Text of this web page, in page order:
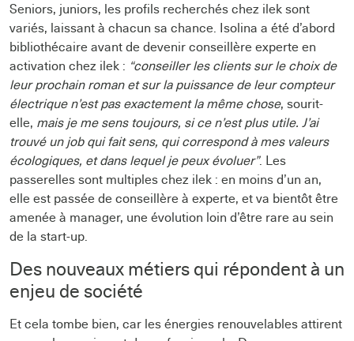
Seniors, juniors, les profils recherchés chez ilek sont
variés, laissant à chacun sa chance. Isolina a été d’abord
bibliothécaire avant de devenir conseillère experte en
activation chez ilek : “conseiller les clients sur le choix de
leur prochain roman et sur la puissance de leur compteur
électrique n’est pas exactement la même chose, sourit-
elle, mais je me sens toujours, si ce n’est plus utile. J’ai
trouvé un job qui fait sens, qui correspond à mes valeurs
écologiques, et dans lequel je peux évoluer”. Les
passerelles sont multiples chez ilek : en moins d’un an,
elle est passée de conseillère à experte, et va bientôt être
amenée à manager, une évolution loin d’être rare au sein
de la start-up.
Des nouveaux métiers qui répondent à un
enjeu de société
Et cela tombe bien, car les énergies renouvelables attirent